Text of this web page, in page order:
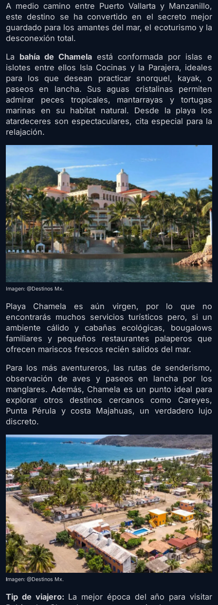
A medio camino entre Puerto Vallarta y Manzanillo,
este destino se ha convertido en el secreto mejor
guardado para los amantes del mar, el ecoturismo y la
desconexión total.
La bahía de Chamela está conformada por islas e
islotes entre ellos Isla Cocinas y la Parajera, ideales
para los que desean practicar snorquel, kayak, o
paseos en lancha. Sus aguas cristalinas permiten
admirar peces tropicales, mantarrayas y tortugas
marinas en su habitat natural. Desde la playa los
atardeceres son espectaculares, cita especial para la
relajación.
Imagen: @Destinos Mx.
Playa Chamela es aún virgen, por lo que no
encontrarás muchos servicios turísticos pero, si un
ambiente cálido y cabañas ecológicas, bougalows
familiares y pequeños restaurantes palaperos que
ofrecen mariscos frescos recién salidos del mar.
Para los más aventureros, las rutas de senderismo,
observación de aves y paseos en lancha por los
manglares. Además, Chamela es un punto ideal para
explorar otros destinos cercanos como Careyes,
Punta Pérula y costa Majahuas, un verdadero lujo
discreto.
Imagen: @Destinos Mx.
Tip de viajero: La mejor época del año para visitar